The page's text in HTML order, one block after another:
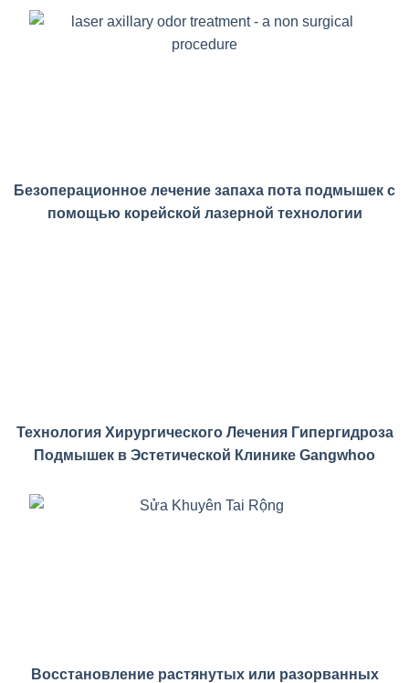
Безоперационное лечение запаха пота подмышек с
помощью корейской лазерной технологии
Технология Хирургического Лечения Гипергидроза
Подмышек в Эстетической Клинике Gangwhoo
Восстановление растянутых или разорванных